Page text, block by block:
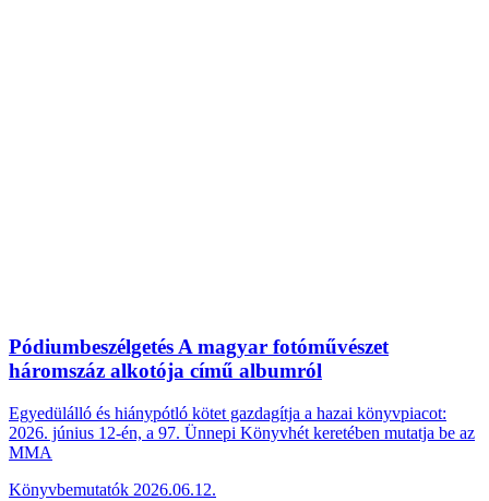
Pódiumbeszélgetés A magyar fotóművészet
háromszáz alkotója című albumról
Egyedülálló és hiánypótló kötet gazdagítja a hazai könyvpiacot:
2026. június 12-én, a 97. Ünnepi Könyvhét keretében mutatja be az
MMA
Könyvbemutatók 2026.06.12.